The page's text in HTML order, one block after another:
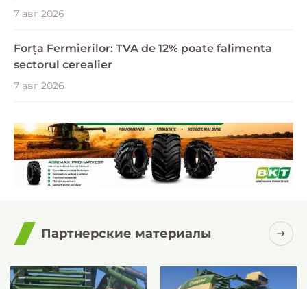
7 авг 2026
Forța Fermierilor: TVA de 12% poate falimenta
sectorul cerealier
7 авг 2026
Партнерские материалы